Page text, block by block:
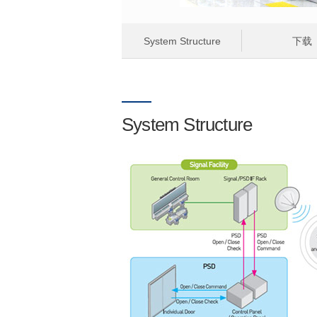
System Structure 下载
System Structure